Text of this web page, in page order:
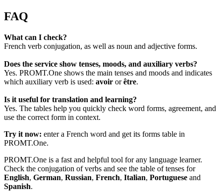
FAQ
What can I check?
French verb conjugation, as well as noun and adjective forms.
Does the service show tenses, moods, and auxiliary verbs?
Yes. PROMT.One shows the main tenses and moods and indicates
which auxiliary verb is used: avoir orêtre.
Is it useful for translation and learning?
Yes. The tables help you quickly check word forms, agreement, and
use the correct form in context.
Try it now: enter a French word and get its forms table in
PROMT.One.
PROMT.One is a fast and helpful tool for any language learner.
Check the conjugation of verbs and see the table of tenses for
English, German, Russian, French, Italian, Portuguese and
Spanish.